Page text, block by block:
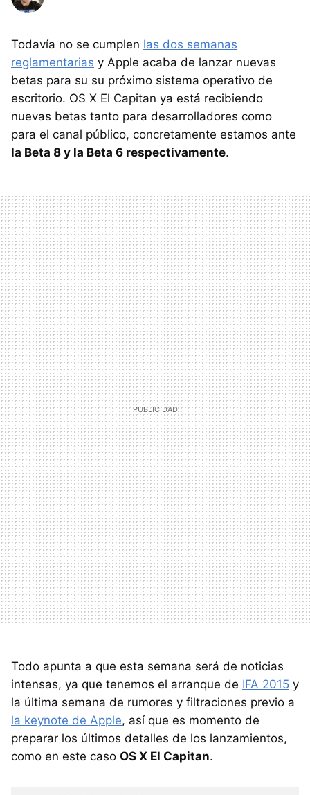
Todavía no se cumplen las dos semanas
reglamentarias y Apple acaba de lanzar nuevas
betas para su su próximo sistema operativo de
escritorio. OS X El Capitan ya está recibiendo
nuevas betas tanto para desarrolladores como
para el canal público, concretamente estamos ante
la Beta 8 y la Beta 6 respectivamente.
Todo apunta a que esta semana será de noticias
intensas, ya que tenemos el arranque de IFA 2015 y
la última semana de rumores y filtraciones previo a
la keynote de Apple, así que es momento de
preparar los últimos detalles de los lanzamientos,
como en este caso OS X El Capitan.